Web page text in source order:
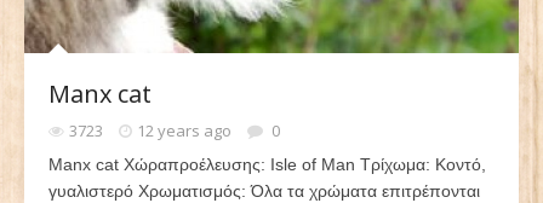
Manx cat
3723 12 years ago 0
Manx cat Χώραπροέλευσης: Isle of Man Τρίχωμα: Κοντό,
γυαλιστερό Χρωματισμός: Όλα τα χρώματα επιτρέπονται